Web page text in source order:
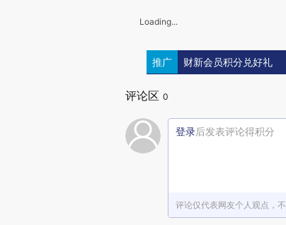
Loading...
推广 财新会员积分兑好礼
评论区 0
登录后发表评论得积分
评论仅代表网友个人观点，